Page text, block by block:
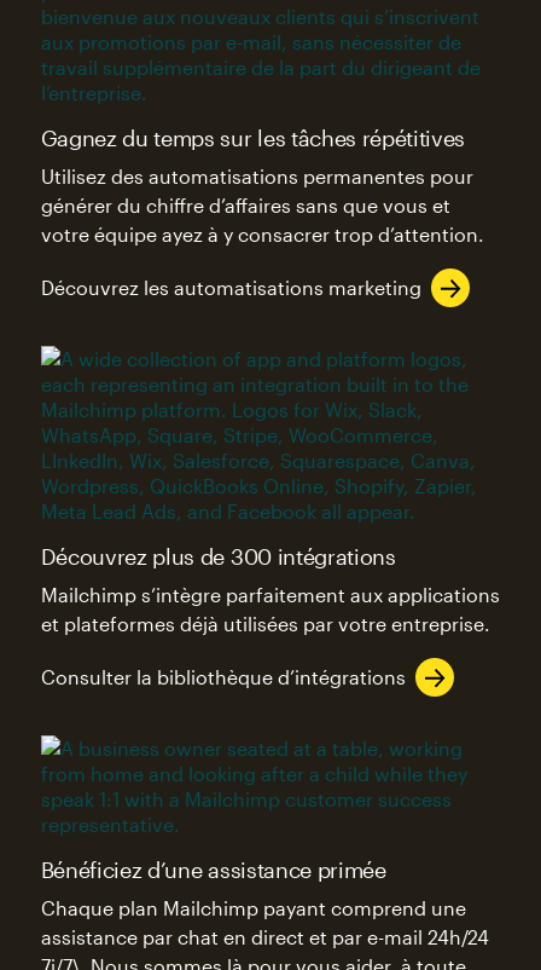
Gagnez du temps sur les tâches répétitives
Utilisez des automatisations permanentes pour
générer du chiffre d’affaires sans que vous et
votre équipe ayez à y consacrer trop d’attention.
Découvrez les automatisations marketing
Découvrez plus de 300 intégrations
Mailchimp s’intègre parfaitement aux applications
et plateformes déjà utilisées par votre entreprise.
Consulter la bibliothèque d’intégrations
Bénéficiez d’une assistance primée
Chaque plan Mailchimp payant comprend une
assistance par chat en direct et par e-mail 24h/24